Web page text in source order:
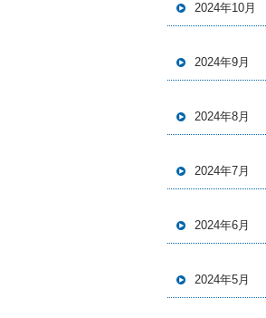
2024年10月
2024年9月
2024年8月
2024年7月
2024年6月
2024年5月